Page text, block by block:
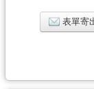
表單寄